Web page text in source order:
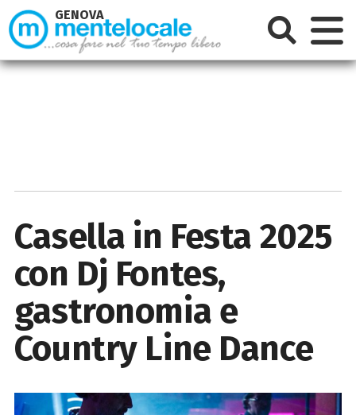
Casella in Festa 2025
con Dj Fontes,
gastronomia e
Country Line Dance
GENOVA